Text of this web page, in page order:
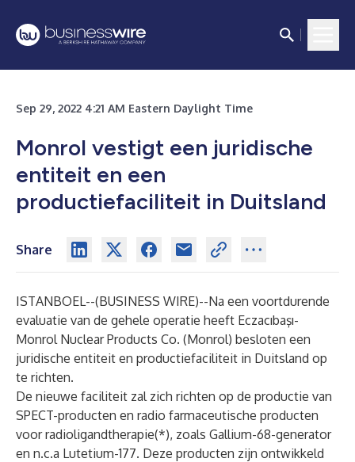
Sep 29, 2022 4:21 AM Eastern Daylight Time
Monrol vestigt een juridische
entiteit en een
productiefaciliteit in Duitsland
Share
ISTANBOEL--(BUSINESS WIRE)--Na een voortdurende
evaluatie van de gehele operatie heeft Eczacıbaşı-
Monrol Nuclear Products Co. (Monrol) besloten een
juridische entiteit en productiefaciliteit in Duitsland op
te richten.
De nieuwe faciliteit zal zich richten op de productie van
SPECT-producten en radio farmaceutische producten
voor radioligandtherapie(*), zoals Gallium-68-generator
en n.c.a Lutetium-177. Deze producten zijn ontwikkeld